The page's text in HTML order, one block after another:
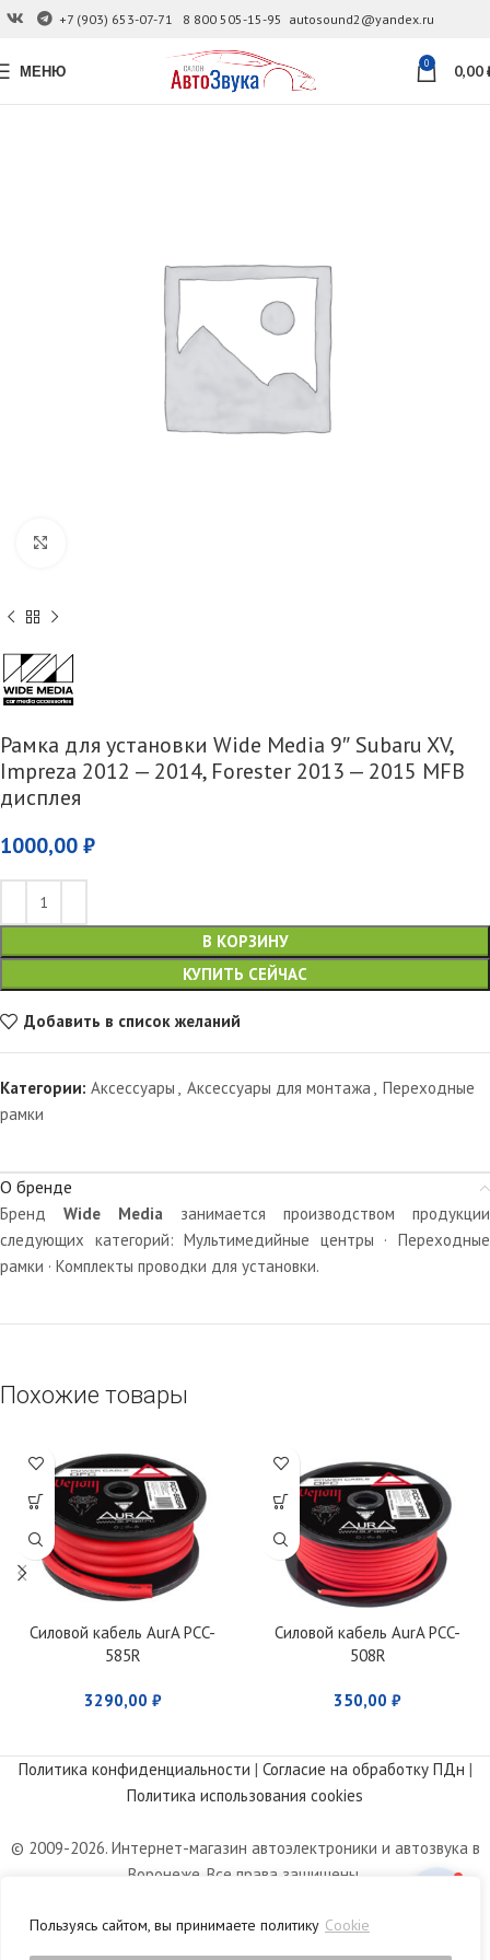
Пользуясь сайтом, вы принимаете политику Cookie
+7 (903) 653-07-71 8 800 505-15-95 autosound2@yandex.ru
МЕНЮ 0 0,00
Рамка для установки Wide Media 9″ Subaru XV,
Impreza 2012 — 2014, Forester 2013 — 2015 MFB
дисплея
1000,00 ₽
В КОРЗИНУ
КУПИТЬ СЕЙЧАС
Добавить в список желаний
Категории: Аксессуары Аксессуары для монтажа
Переходные
рамки
О бренде
Бренд Wide Media занимается производством продукции
следующих категорий: Мультимедийные центры · Переходные
рамки · Комплекты проводки для установки.
Похожие товары
Силовой кабель AurA PCC-
585R
3290,00 ₽
Силовой кабель AurA PCC-
508R
350,00 ₽
Политика конфиденциальности | Согласие на обработку ПДн |
Политика использования cookies
© 2009-2026. Интернет-магазин автоэлектроники и автозвука в
Воронеже. Все права защищены.
характер и не является публичной офертой, определяемой
положениями статьи 437 Гражданского кодекса РФ.